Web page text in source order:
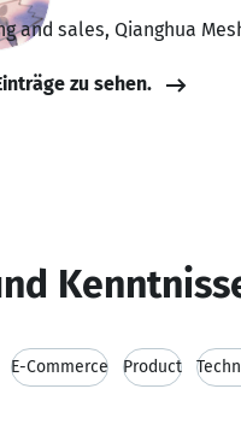
and sales, Qianghua
zu sehen.
E-Commerce Product